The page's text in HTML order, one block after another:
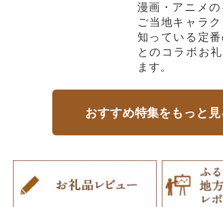
漫画・アニメ
ご当地キャラ
知っている定
とのコラボお
ます。​
おすすめ特集をもっと